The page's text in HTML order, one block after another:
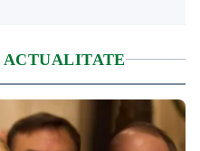
ACTUALITATE